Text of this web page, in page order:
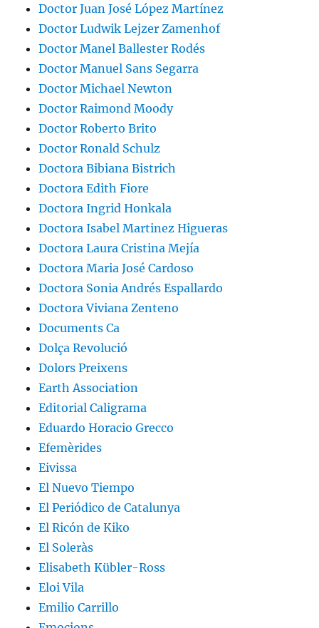
Doctor Juan José López Martínez
Doctor Ludwik Lejzer Zamenhof
Doctor Manel Ballester Rodés
Doctor Manuel Sans Segarra
Doctor Michael Newton
Doctor Raimond Moody
Doctor Roberto Brito
Doctor Ronald Schulz
Doctora Bibiana Bistrich
Doctora Edith Fiore
Doctora Ingrid Honkala
Doctora Isabel Martinez Higueras
Doctora Laura Cristina Mejía
Doctora Maria José Cardoso
Doctora Sonia Andrés Espallardo
Doctora Viviana Zenteno
Documents Ca
Dolça Revolució
Dolors Preixens
Earth Association
Editorial Caligrama
Eduardo Horacio Grecco
Efemèrides
Eivissa
El Nuevo Tiempo
El Periódico de Catalunya
El Ricón de Kiko
El Soleràs
Elisabeth Kübler-Ross
Eloi Vila
Emilio Carrillo